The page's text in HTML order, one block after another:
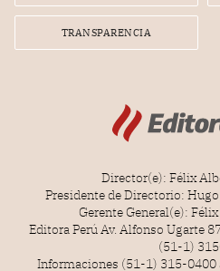
TRANSPARENCIA
Director(e): Félix
Presidente de Directorio:
Gerente General(e):
Editora Perú Av. Alfonso Ugarte
(51-1)
Informaciones (51-1) 315-0400